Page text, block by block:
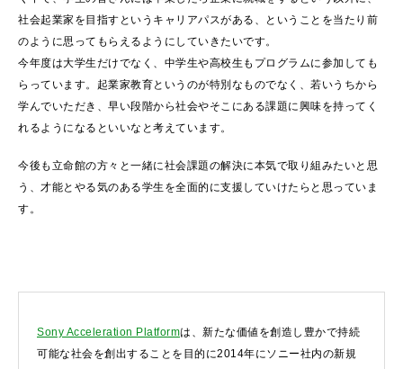
社会起業家を目指すというキャリアパスがある、ということを当たり前
のように思ってもらえるようにしていきたいです。
今年度は大学生だけでなく、中学生や高校生もプログラムに参加しても
らっています。起業家教育というのが特別なものでなく、若いうちから
学んでいただき、早い段階から社会やそこにある課題に興味を持ってく
れるようになるといいなと考えています。
今後も立命館の方々と一緒に社会課題の解決に本気で取り組みたいと思
う、才能とやる気のある学生を全面的に支援していけたらと思っていま
す。
Sony Acceleration Platformは、新たな価値を創造し豊かで持続
可能な社会を創出することを目的に2014年にソニー社内の新規